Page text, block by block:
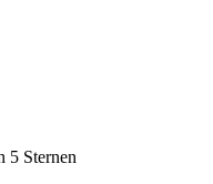
5 Sternen